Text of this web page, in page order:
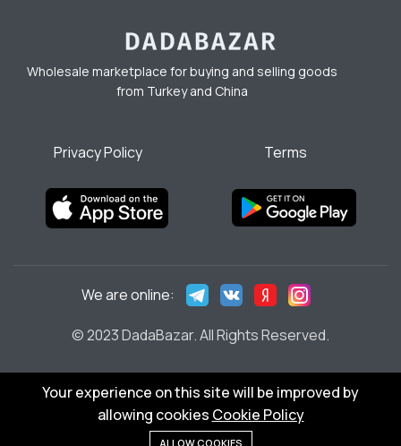
Wholesale marketplace for buying and selling goods
from Turkey and China
Privacy Policy Terms
© 2023 DadaBazar. All Rights Reserved.
We are online:
Add to cart
Your experience on this site will be improved by
allowing cookies Cookie Policy
ALLOW COOKIES